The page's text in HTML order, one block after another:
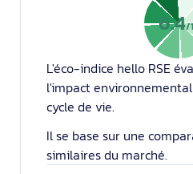
6.4/
L'éco-indice hello RSE
l'impact
cycle de vie.
Il se base sur une
similaires du marché.